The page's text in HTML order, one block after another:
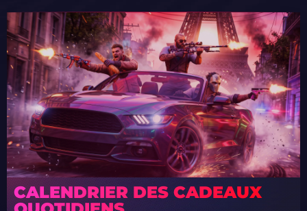
CALENDRIER DES CADEAUX